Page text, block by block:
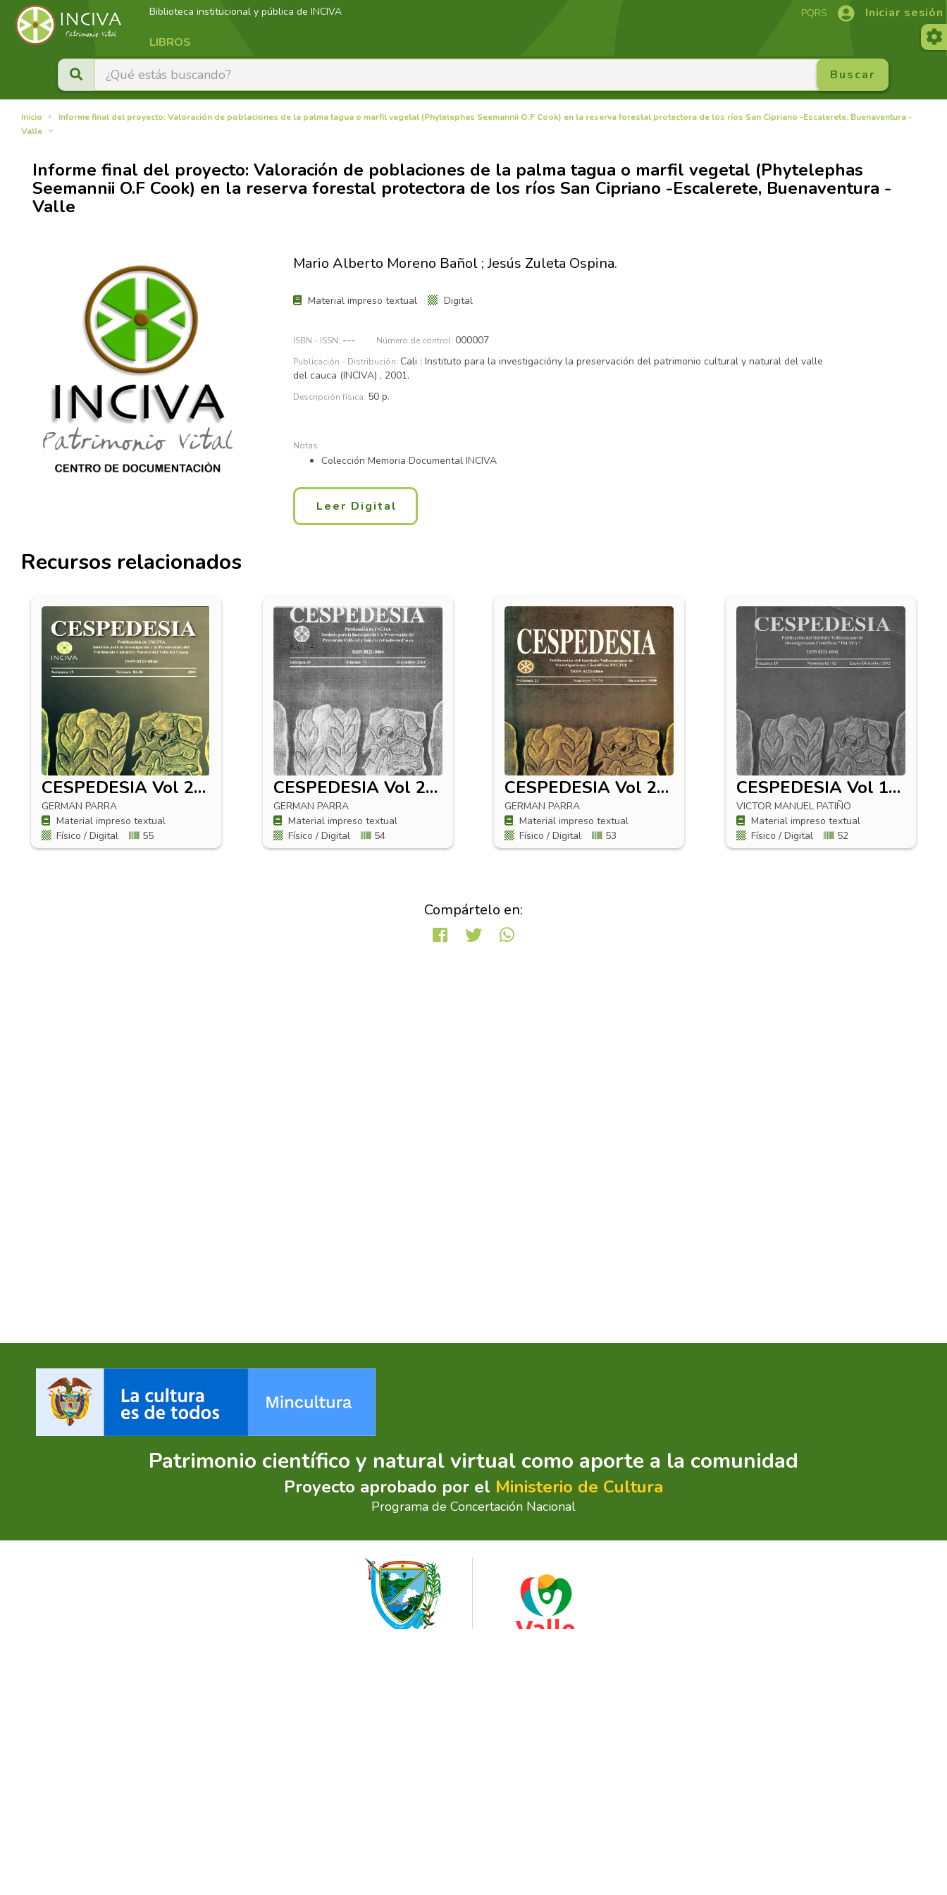
Biblioteca institucional y pública de INCIVA Iniciar sesión
PQRS
LIBROS
Inicio
Informe final del proyecto: Valoración de poblaciones de la palma tagua o marfil vegetal (Phytelephas Seemannii O.F Cook) en la reserva forestal protectora de los ríos San Cipriano -Escalerete, Buenaventura -
Valle
Informe final del proyecto: Valoración de poblaciones de la palma tagua o marfil vegetal (Phytelephas
Seemannii O.F Cook) en la reserva forestal protectora de los ríos San Cipriano -Escalerete, Buenaventura -
Valle
Mario Alberto Moreno Bañol ; Jesús Zuleta Ospina.
Material impreso textual Digital
---
000007
Cali : Instituto para la investigacióny la preservación del patrimonio cultural y natural del valle
del cauca (INCIVA) , 2001.
50 p.
Colección Memoria Documental INCIVA
Recursos relacionados
CESPEDESIA Vol 29 No 84-85
GERMAN PARRA
Material impreso textual
Físico / Digital
55
CESPEDESIA Vol 25 No 79
GERMAN PARRA
Material impreso textual
Físico / Digital
54
CESPEDESIA Vol 23 No 73-74
GERMAN PARRA
Material impreso textual
Físico / Digital
53
CESPEDESIA Vol 19 No 62-63
VICTOR MANUEL PATIÑO
Material impreso textual
Físico / Digital
52
Compártelo en:
Patrimonio científico y natural virtual como aporte a la comunidad
Proyecto aprobado por el Ministerio de Cultura
Programa de Concertación Nacional